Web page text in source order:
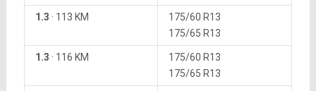
1.3 · 113 KM
175/60 R13
175/65 R13
1.3 · 116 KM
175/60 R13
175/65 R13